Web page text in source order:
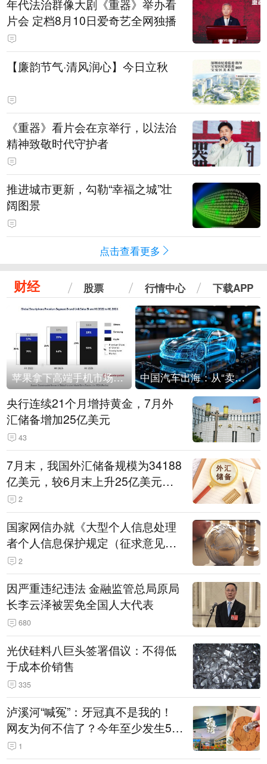
年代法治群像大剧《重器》举办看
片会 定档8月10日爱奇艺全网独播
【廉韵节气·清风润心】今日立秋
《重器》看片会在京举行，以法治
精神致敬时代守护者
推进城市更新，勾勒“幸福之城”壮
阔图景
点击查看更多
财经 股票 行情中心 下载APP
苹果拿下高端手机市场65%的份额：iPhone 17系列功不可没 中国汽车出海：从“卖出去”到“走进去”
央行连续21个月增持黄金，7月外
汇储备增加25亿美元
43
7月末，我国外汇储备规模为34188
亿美元，较6月末上升25亿美元，
升幅为0.07%
2
国家网信办就《大型个人信息处理
者个人信息保护规定（征求意见
稿）》公开征求意见
2
因严重违纪违法 金融监管总局原局
长李云泽被罢免全国人大代表
680
光伏硅料八巨头签署倡议：不得低
于成本价销售
335
泸溪河“喊冤”：牙冠真不是我的！
网友为何不信了？今年至少发生5
起“食品冤案”
1